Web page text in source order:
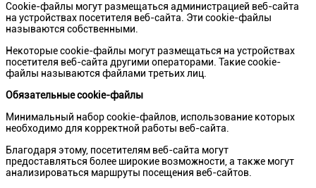
Cookie-файлы могут размещаться администрацией веб-сайта
на устройствах посетителя веб-сайта. Эти cookie-файлы
называются собственными.
Некоторые cookie-файлы могут размещаться на устройствах
посетителя веб-сайта другими операторами. Такие cookie-
файлы называются файлами третьих лиц.
Обязательные cookie-файлы
Минимальный набор cookie-файлов, использование которых
необходимо для корректной работы веб-сайта.
Благодаря этому, посетителям веб-сайта могут
предоставляться более широкие возможности, а также могут
анализироваться маршруты посещения веб-сайтов.